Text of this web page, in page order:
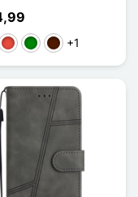
RoodGroenDonkerbruin
+1